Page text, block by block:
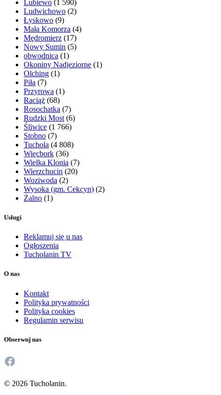
Lubiewo (1 590)
Ludwichowo (2)
Łyskowo (9)
Mała Komorza (4)
Mędromierz (17)
Nowy Sumin (5)
obwodnica (1)
Okoniny Nadjeziorne (1)
Olching (1)
Piła (7)
Przyrowa (1)
Raciąż (68)
Rosochatka (7)
Rudzki Most (6)
Śliwice (1 766)
Stobno (7)
Tuchola (4 808)
Więcbork (36)
Wielka Klonia (7)
Wierzchucin (20)
Woziwoda (2)
Wysoka (gm. Cekcyn) (2)
Żalno (1)
Usługi
Reklamuj się u nas
Ogłoszenia
Tucholanin TV
O nas
Kontakt
Polityka prywatności
Polityka cookies
Regulamin serwisu
Obserwuj nas
Facebook
© 2026 Tucholanin.